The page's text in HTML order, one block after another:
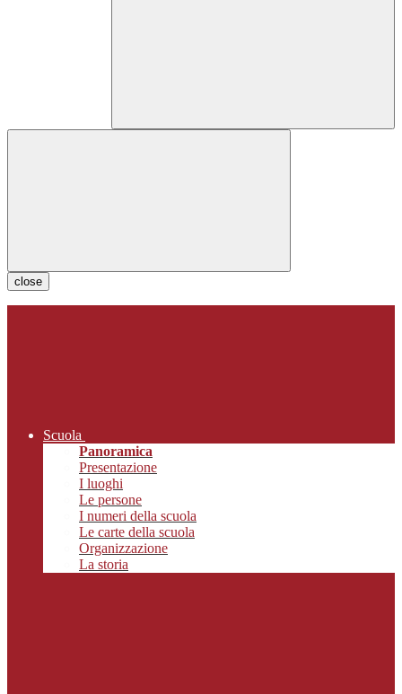
close
Scuola
Panoramica
Presentazione
I luoghi
Le persone
I numeri della scuola
Le carte della scuola
Organizzazione
La storia